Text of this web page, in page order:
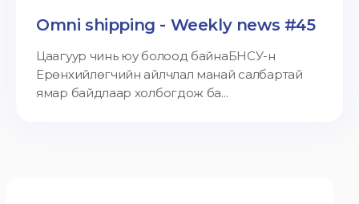
Omni shipping - Weekly news #45
Цаагуур чинь юу болоод байнаБНСУ-н
Ерөнхийлөгчийн айлчлал манай салбартай
ямар байдлаар холбогдож ба...